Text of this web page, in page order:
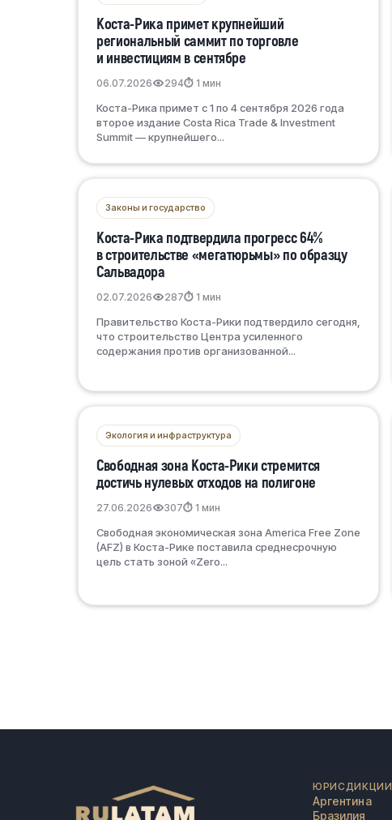
Коста-Рика примет крупнейший
региональный саммит по торговле
и инвестициям в сентябре
06.07.2026 294⏱ 1 мин
Коста-Рика примет с 1 по 4 сентября 2026 года
второе издание Costa Rica Trade & Investment
Summit — крупнейшего...
Законы и государство
Коста-Рика подтвердила прогресс 64%
в строительстве «мегатюрьмы» по образцу
Сальвадора
02.07.2026 287⏱ 1 мин
Правительство Коста-Рики подтвердило сегодня,
что строительство Центра усиленного
содержания против организованной...
Экология и инфраструктура
Свободная зона Коста-Рики стремится
достичь нулевых отходов на полигоне
27.06.2026 307⏱ 1 мин
Свободная экономическая зона America Free Zone
(AFZ) в Коста-Рике поставила среднесрочную
цель стать зоной «Zero...
ЮРИСДИКЦИИ
Аргентина
Бразилия